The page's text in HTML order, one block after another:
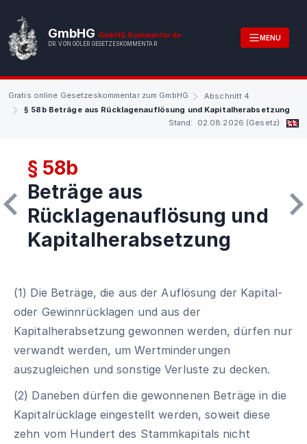
GmbHG GmbHG.Kommentar.de
DR. VON GÖLER GESETZESKOMMENTAR
MENU
Gratis online Gesetzeskommentar zum GmbHG
Abschnitt 4
§ 58b Beträge aus Rücklagenauflösung und Kapitalherabsetzung
Stand: 02.08.2026 (Gesetz)
§ 58b
Beträge aus
Rücklagenauflösung und
Kapitalherabsetzung
(1) Die Beträge, die aus der Auflösung der Kapital-
oder Gewinnrücklagen und aus der
Kapitalherabsetzung gewonnen werden, dürfen nur
verwandt werden, um Wertminderungen
auszugleichen und sonstige Verluste zu decken.
(2) Daneben dürfen die gewonnenen Beträge in die
Kapitalrücklage eingestellt werden, soweit diese
zehn vom Hundert des Stammkapitals nicht